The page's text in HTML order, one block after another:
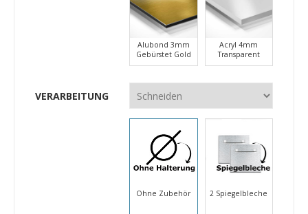
Alubond 3mm
Gebürstet Gold
Acryl 4mm
Transparent
VERARBEITUNG
Ohne Zubehör 2 Spiegelbleche